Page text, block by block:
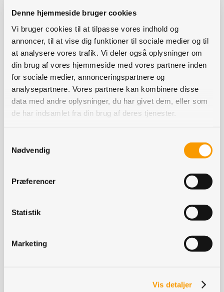
Denne hjemmeside bruger cookies
Vi bruger cookies til at tilpasse vores indhold og
annoncer, til at vise dig funktioner til sociale medier og til
at analysere vores trafik. Vi deler også oplysninger om
din brug af vores hjemmeside med vores partnere inden
for sociale medier, annonceringspartnere og
analysepartnere. Vores partnere kan kombinere disse
data med andre oplysninger, du har givet dem, eller som
de har indsamlet fra din brug af deres tjenester.
Nødvendig
Præferencer
Statistik
Marketing
Vis detaljer
Hundebøll.
En række nuværende og tidligere kolleger lagde vægt
på i deres taler, at Kristian Hundebøll har været en
meget vellidt chef og kollega.
Formanden for DLGs bestyrelse, Niels Dengsø Jensen,
understregede desuden, at DLG har været igennem en
- Den nye retning for 11 år siden med frasalg,
fokusering på vores kerneforretning og nøgletal har
virkelig været dit svendestykke. Det har givet mulighed
for, at vi nu har kunnet gå ind i den grønne omstilling og
kommercielle muligheder, sagde Niels Dengsø Jensen.